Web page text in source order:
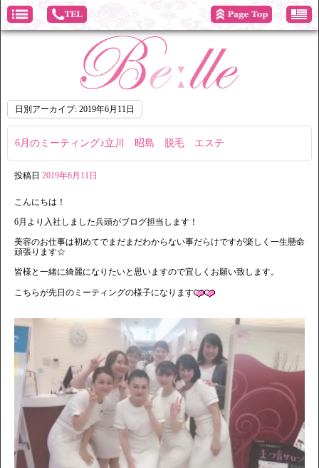
日別アーカイブ: 2019年6月11日
6月のミーティング♪立川 昭島 脱毛 エステ
投稿日 2019年6月11日
こんにちは！
6月より入社しました兵頭がブログ担当します！
美容のお仕事は初めてでまだまだわからない事だらけですが楽しく一生懸命
頑張ります☆
皆様と一緒に綺麗になりたいと思いますので宜しくお願い致します。
こちらが先日のミーティングの様子になります